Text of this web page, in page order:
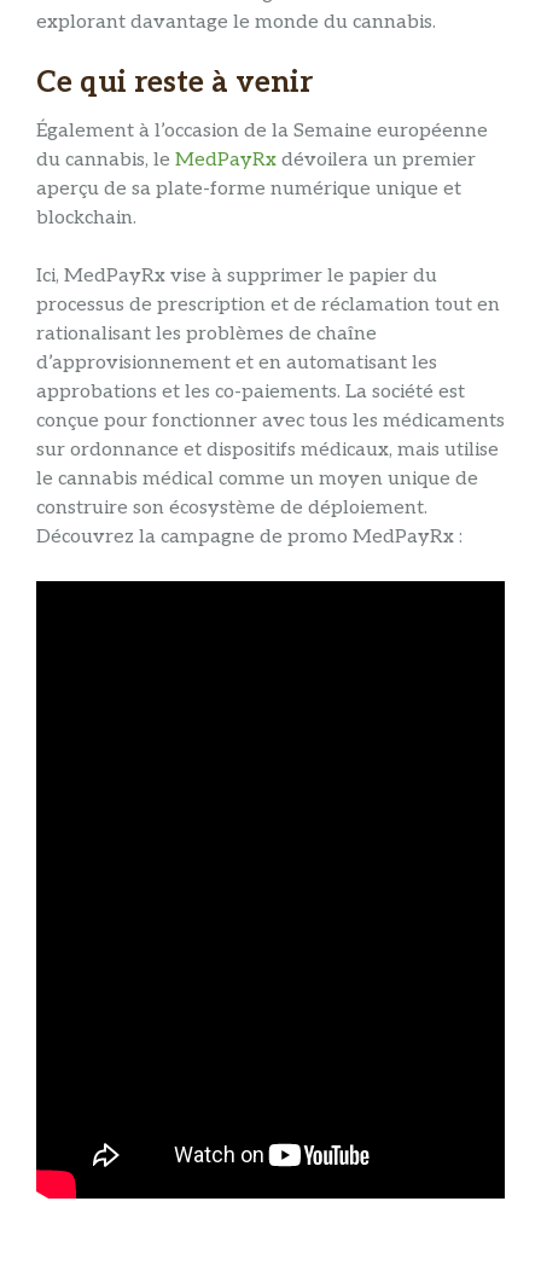
explorant davantage le monde du cannabis.
Ce qui reste à venir
Également à l’occasion de la Semaine européenne
du cannabis, le MedPayRx dévoilera un premier
aperçu de sa plate-forme numérique unique et
blockchain.
Ici, MedPayRx vise à supprimer le papier du
processus de prescription et de réclamation tout en
rationalisant les problèmes de chaîne
d’approvisionnement et en automatisant les
approbations et les co-paiements. La société est
conçue pour fonctionner avec tous les médicaments
sur ordonnance et dispositifs médicaux, mais utilise
le cannabis médical comme un moyen unique de
construire son écosystème de déploiement.
Découvrez la campagne de promo MedPayRx :